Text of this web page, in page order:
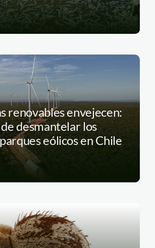
renovables envejecen:
desmantelar los
eólicos en Chile